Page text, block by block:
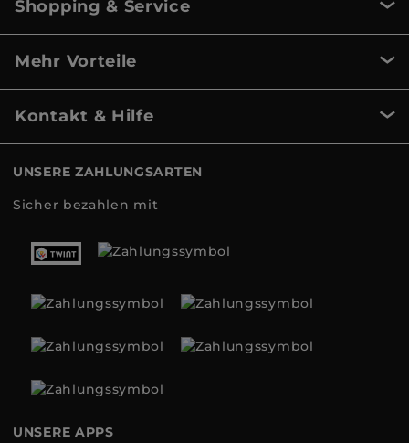
Shopping & Service
Mehr Vorteile
Kontakt & Hilfe
UNSERE ZAHLUNGSARTEN
Sicher bezahlen mit
UNSERE APPS